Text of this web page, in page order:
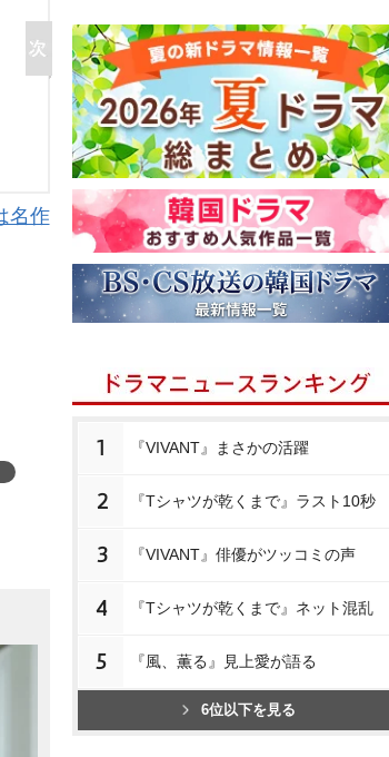
名作
1 『VIVANT』まさかの活躍
2 『Tシャツが乾くまで』ラスト10秒
3 『VIVANT』俳優がツッコミの声
4 『Tシャツが乾くまで』ネット混乱
5 『風、薫る』見上愛が語る
6位以下を見る